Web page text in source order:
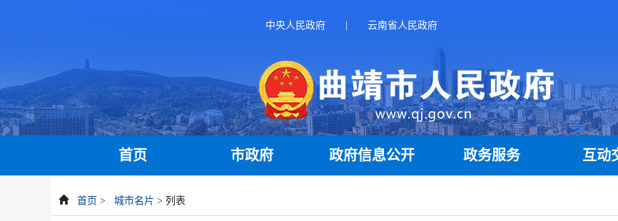
中央人民政府 云南省人民政府
首页 市政府 政府信息公开 政务服务 互动
首页 > 城市名片 > 列表